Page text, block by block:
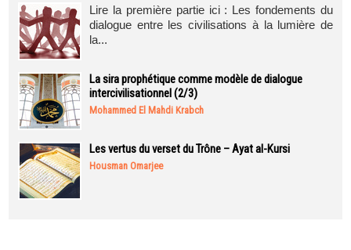
Lire la première partie ici : Les fondements du
dialogue entre les civilisations à la lumière de
la...
La sira prophétique comme modèle de dialogue
intercivilisationnel (2/3)
Mohammed El Mahdi Krabch
Les vertus du verset du Trône – Ayat al-Kursi
Housman Omarjee